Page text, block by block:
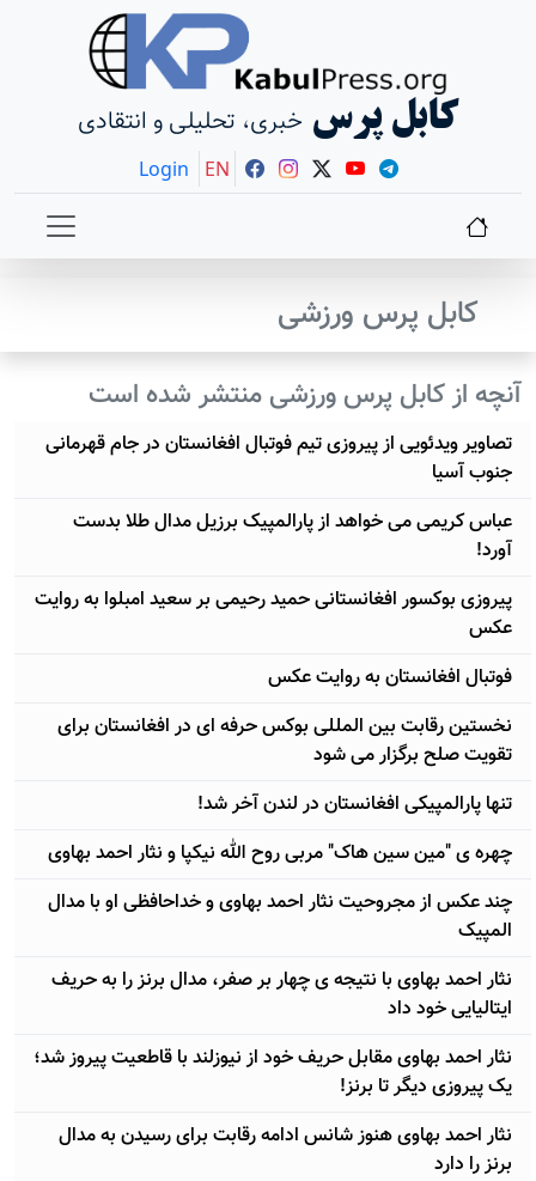
کابل پرس خبری، تحلیلی و انتقادی
Login EN
کابل پرس ورزشی
آنچه از کابل پرس ورزشی منتشر شده است
تصاویر ویدئویی از پیروزی تیم فوتبال افغانستان در جام قهرمانی
جنوب آسیا
عباس کریمی می خواهد از پارالمپیک برزیل مدال طلا بدست
آورد!
پیروزی بوکسور افغانستانی حمید رحیمی بر سعید امبلوا به روایت
عکس
فوتبال افغانستان به روایت عکس
نخستین رقابت بین المللی بوکس حرفه ای در افغانستان برای
تقویت صلح برگزار می شود
تنها پارالمپیکی افغانستان در لندن آخر شد!
چهره ی "مین سین هاک" مربی روح الله نیکپا و نثار احمد بهاوی
چند عکس از مجروحیت نثار احمد بهاوی و خداحافظی او با مدال
المپیک
نثار احمد بهاوی با نتیجه ی چهار بر صفر، مدال برنز را به حریف
ایتالیایی خود داد
نثار احمد بهاوی مقابل حریف خود از نیوزلند با قاطعیت پیروز شد؛
یک پیروزی دیگر تا برنز!
نثار احمد بهاوی هنوز شانس ادامه رقابت برای رسیدن به مدال
برنز را دارد